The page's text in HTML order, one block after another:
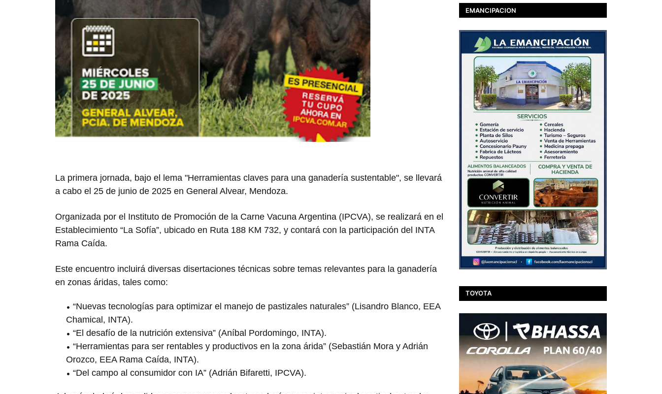
La primera jornada, bajo el lema "Herramientas claves para una ganadería sustentable", se llevará
a cabo el 25 de junio de 2025 en General Alvear, Mendoza.
Organizada por el Instituto de Promoción de la Carne Vacuna Argentina (IPCVA), se realizará en el
Establecimiento “La Sofía”, ubicado en Ruta 188 KM 732, y contará con la participación del INTA
Rama Caída.
Este encuentro incluirá diversas disertaciones técnicas sobre temas relevantes para la ganadería
en zonas áridas, tales como:
“Nuevas tecnologías para optimizar el manejo de pastizales naturales” (Lisandro Blanco, EEA
Chamical, INTA).
“El desafío de la nutrición extensiva” (Aníbal Pordomingo, INTA).
“Herramientas para ser rentables y productivos en la zona árida” (Sebastián Mora y Adrián
Orozco, EEA Rama Caída, INTA).
“Del campo al consumidor con IA” (Adrián Bifaretti, IPCVA).
EMANCIPACION
TOYOTA